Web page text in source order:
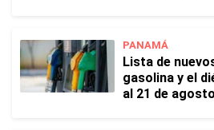
PANAMÁ
Lista de
gasolina y el
al 21 de agosto